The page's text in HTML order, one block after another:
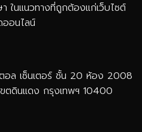
า ในแนวทางที่ถูกต้องแก่เว็บไซต์
ออนไลน์
อล เซ็นเตอร์ ชั้น 20 ห้อง 2008
ตดินแดง กรุงเทพฯ 10400